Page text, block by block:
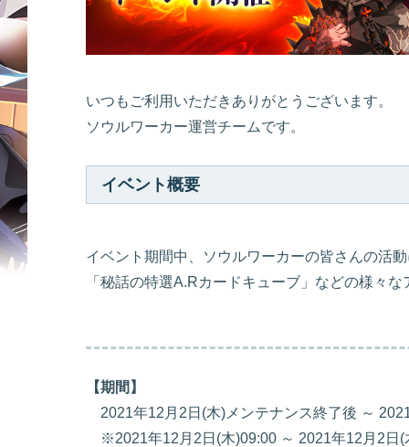
いつもご利用いただきありがとうございます。
ソウルワーカー運営チームです。
イベント概要
イベント期間中、ソウルワーカーの皆さんの活
「秘話の特選A.Rカードキューブ」などの様々
【期間】
2021年12月2日(木)メンテナンス終了後 ～
※2021年12月2日(木)09:00 ～ 2021年12月2日(